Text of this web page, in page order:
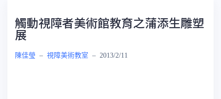
觸動視障者美術館教育之蒲添生雕塑
展
陳佳瑩 – 視障美術教室 – 2013/2/11